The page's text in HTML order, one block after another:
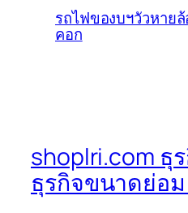
รถไฟของบฯวัวหาย
คอก
shoplri.com ธุ
ธุรกิจขนาดย่อ